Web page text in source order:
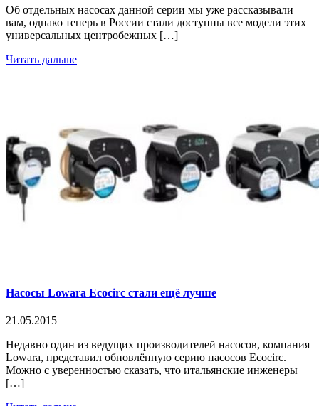
Об отдельных насосах данной серии мы уже рассказывали
вам, однако теперь в России стали доступны все модели этих
универсальных центробежных […]
Читать дальше
Насосы Lowara Ecocirc стали ещё лучше
21.05.2015
Недавно один из ведущих производителей насосов, компания
Lowara, представил обновлённую серию насосов Ecocirc.
Можно с уверенностью сказать, что итальянские инженеры
[…]